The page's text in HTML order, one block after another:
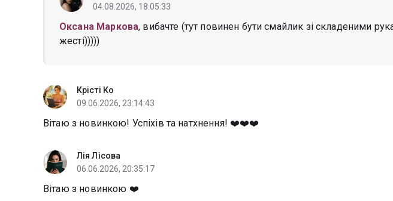
04.08.2026, 18:05:33
Оксана Маркова, вибачте (тут повинен бути смайлик зі складеними
жесті)))))
Крісті Ко
09.06.2026, 23:14:43
Вітаю з новинкою! Успіхів та натхнення! ❤️❤️❤️
Лія Лісова
06.06.2026, 20:35:17
Вітаю з новинкою ❤️